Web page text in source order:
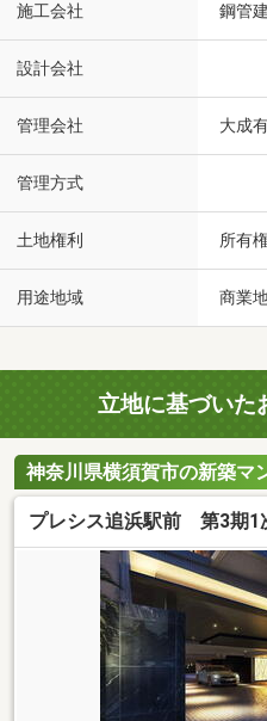
施工会社 鋼管
設計会社
管理会社 大成
管理方式
土地権利 所有
用途地域 商業
立地に基づいた
神奈川県横須賀市の新築マ
プレシス追浜駅前 第3期1